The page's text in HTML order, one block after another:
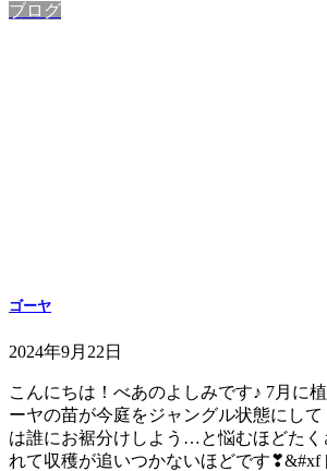
ブログ
ゴーヤ
2024年9月22日
こんにちは！べあのよしみです♪ 7月に
ーヤの苗が今庭をジャングル状態にして
は誰にお裾分けしよう…と悩むほどたく
れて収穫が追いつかないほどです